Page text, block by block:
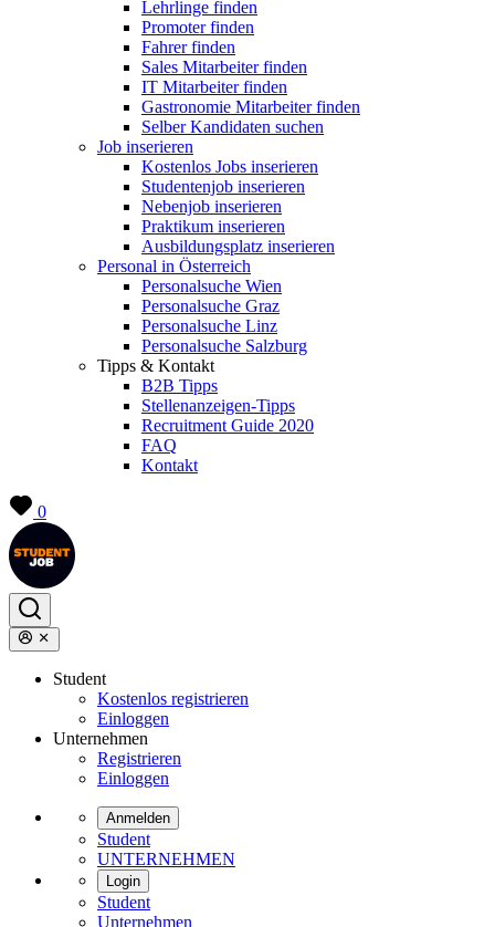
Lehrlinge finden
Promoter finden
Fahrer finden
Sales Mitarbeiter finden
IT Mitarbeiter finden
Gastronomie Mitarbeiter finden
Selber Kandidaten suchen
Job inserieren
Kostenlos Jobs inserieren
Studentenjob inserieren
Nebenjob inserieren
Praktikum inserieren
Ausbildungsplatz inserieren
Personal in Österreich
Personalsuche Wien
Personalsuche Graz
Personalsuche Linz
Personalsuche Salzburg
Tipps & Kontakt
B2B Tipps
Stellenanzeigen-Tipps
Recruitment Guide 2020
FAQ
Kontakt
0
Student
Kostenlos registrieren
Einloggen
Unternehmen
Registrieren
Einloggen
Anmelden
Student
UNTERNEHMEN
Login
Student
Unternehmen